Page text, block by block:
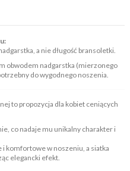
a nie długość bransoletki.
obwodem nadgarstka (mierzonego
do wygodnego noszenia.
to propozycja dla kobiet ceniących
co nadaje mu unikalny charakter i
komfortowe w noszeniu, a siatka
elegancki efekt.